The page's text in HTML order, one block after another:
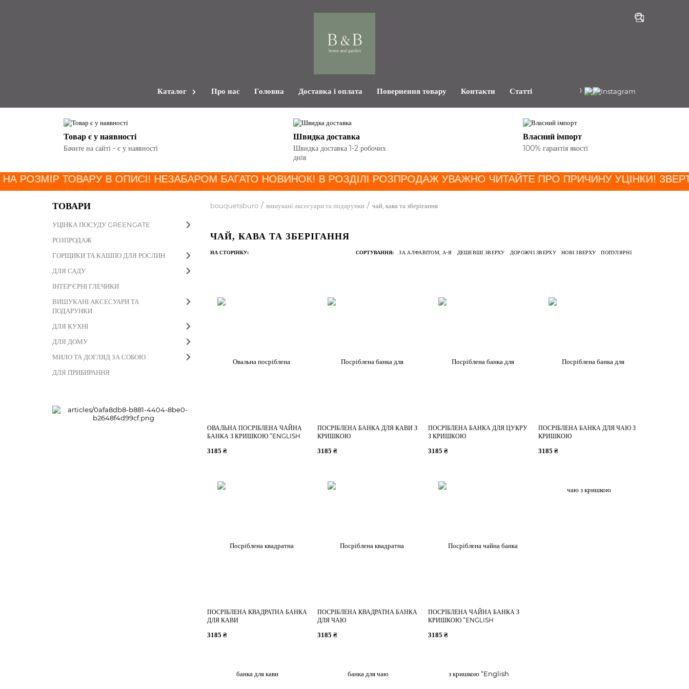
Каталог Про нас Головна Доставка і оплата Повернення товару Контакти Статті+38(068)191-81-80
Товар є у наявності
Бачите на сайті - є у наявності
Швидка доставка
Швидка доставка 1-2 робочих
днів
Власний імпорт
100% гарантія якості
!
РОЗМІР ТОВАРУ В ОПИСІ! НЕЗАБАРОМ БАГАТО НОВИНОК! В РОЗДІЛІ РОЗПРОДАЖ УВАЖНО ЧИТАЙТЕ ПРО ПРИЧИНУ УЦІНКИ
bouquetsburo вишукані аксесуари та подарунки чай, кава та зберігання
ЧАЙ, КАВА ТА ЗБЕРІГАННЯ
НА СТОРІНКУ: СОРТУВАННЯ: ЗА АЛФАВІТОМ, А-Я ДЕШЕВШІ ЗВЕРХУ ДОРОЖЧІ ЗВЕРХУ НОВІ ЗВЕРХУ ПОПУЛЯРНІ
ОВАЛЬНА ПОСРІБЛЕНА ЧАЙНА
БАНКА З КРИШКОЮ “ENGLISH
3185 ₴
ПОСРІБЛЕНА БАНКА ДЛЯ КАВИ З
КРИШКОЮ
3185 ₴
ПОСРІБЛЕНА БАНКА ДЛЯ ЦУКРУ
З КРИШКОЮ
3185 ₴
ПОСРІБЛЕНА БАНКА ДЛЯ ЧАЮ З
КРИШКОЮ
3185 ₴
ПОСРІБЛЕНА КВАДРАТНА БАНКА
ДЛЯ КАВИ
3185 ₴
ПОСРІБЛЕНА КВАДРАТНА БАНКА
ДЛЯ ЧАЮ
3185 ₴
ПОСРІБЛЕНА ЧАЙНА БАНКА З
КРИШКОЮ “ENGLISH
3185 ₴
ТОВАРИ
УЦІНКА ПОСУДУ GREENGATE
РОЗПРОДАЖ
ГОРЩИКИ ТА КАШПО ДЛЯ РОСЛИН
ДЛЯ САДУ
ІНТЕР'ЄРНІ ГЛЕЧИКИ
ВИШУКАНІ АКСЕСУАРИ ТА
ПОДАРУНКИ
ДЛЯ КУХНІ
ДЛЯ ДОМУ
МИЛО ТА ДОГЛЯД ЗА СОБОЮ
ДЛЯ ПРИБИРАННЯ